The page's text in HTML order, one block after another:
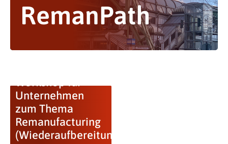
RemanPath
Unternehmen
zum Thema
Remanufacturing
(Wiederaufbereitung)